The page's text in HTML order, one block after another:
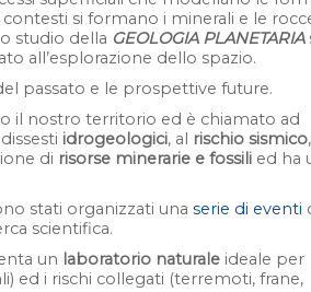
si formano i minerali e le
studio della GEOLOGIA PLANETARIA
all’esplorazione dello spazio.
passato e le prospettive future.
il nostro territorio ed è chiamato ad
idrogeologici, al rischio sismico
di risorse minerarie e fossilied ha
stati organizzati una serie di eventi
scientifica.
un laboratorio naturaleideale per
ed i rischi collegati (terremoti, frane,